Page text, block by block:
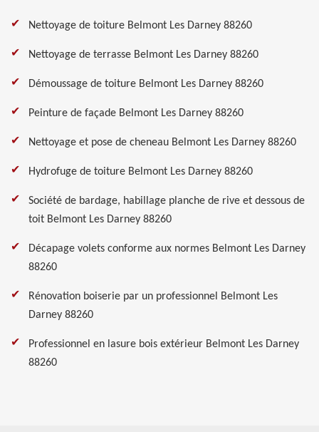
Nettoyage de toiture Belmont Les Darney 88260
Nettoyage de terrasse Belmont Les Darney 88260
Démoussage de toiture Belmont Les Darney 88260
Peinture de façade Belmont Les Darney 88260
Nettoyage et pose de cheneau Belmont Les Darney 88260
Hydrofuge de toiture Belmont Les Darney 88260
Société de bardage, habillage planche de rive et dessous de
toit Belmont Les Darney 88260
Décapage volets conforme aux normes Belmont Les Darney
88260
Rénovation boiserie par un professionnel Belmont Les
Darney 88260
Professionnel en lasure bois extérieur Belmont Les Darney
88260